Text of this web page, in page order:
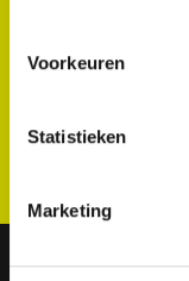
Voorkeuren
Statistieken
Marketing